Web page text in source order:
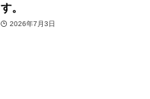
す。
2026年7月3日